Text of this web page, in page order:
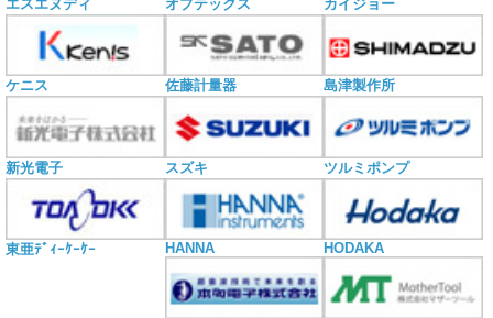
エスエヌディ オプテックス カイジョー
ケニス 佐藤計量器 島津製作所
新光電子 スズキ ツルミポンプ
東亜ﾃﾞｨｰｹｰｹｰ HANNA HODAKA